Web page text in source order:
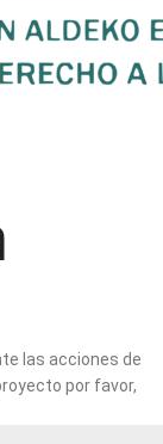
las acciones de
por favor,